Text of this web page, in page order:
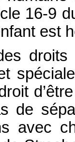
16‑9
est
de
avec